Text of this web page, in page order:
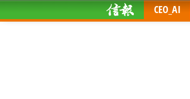
CEO_AI